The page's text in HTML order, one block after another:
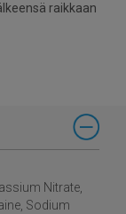
raikkaan
Nitrate,
Sodium